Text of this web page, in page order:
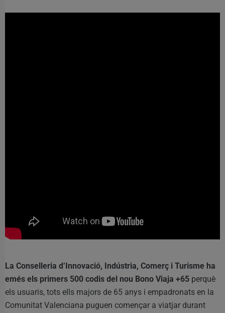
La Conselleria d’Innovació, Indústria, Comerç i Turisme ha
emés els primers 500 codis del nou Bono Viaja +65 perquè
els usuaris, tots ells majors de 65 anys i empadronats en la
Comunitat Valenciana puguen començar a viatjar durant